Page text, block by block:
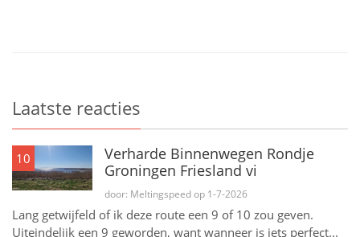
Laatste reacties
10
Verharde Binnenwegen Rondje
Groningen Friesland vi
door: Meltingspeed op 1-7-2026
Lang getwijfeld of ik deze route een 9 of 10 zou geven.
Uiteindelijk een 9 geworden, want wanneer is iets perfect...